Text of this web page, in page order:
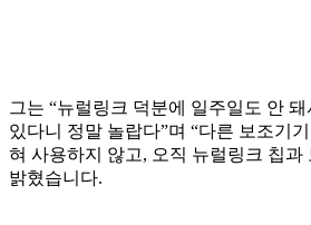
그는 “뉴럴링크 덕분에 일주일도 안
있다니 정말 놀랍다”며 “다른 보조기
혀 사용하지 않고, 오직 뉴럴링크 칩과
밝혔습니다.